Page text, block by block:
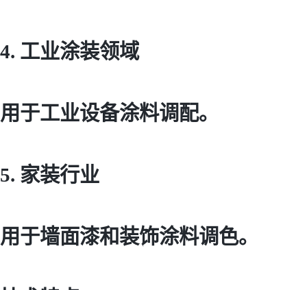
4. 工业涂装领域
用于工业设备涂料调配。
5. 家装行业
用于墙面漆和装饰涂料调色。